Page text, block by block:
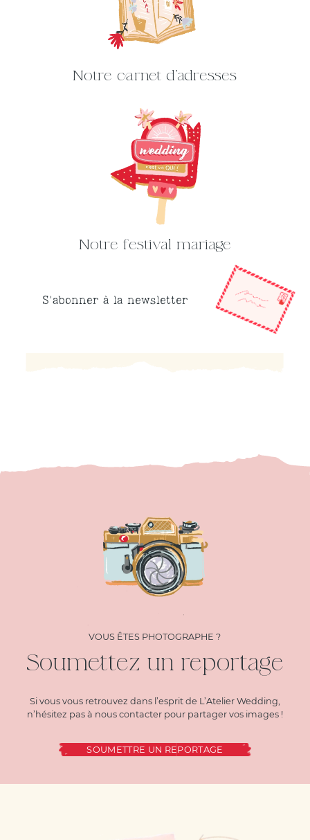
Notre carnet d'adresses
Notre festival mariage
S'abonner à la newsletter
VOUS ÊTES PHOTOGRAPHE ?
Soumettez un reportage
Si vous vous retrouvez dans l’esprit de L’Atelier Wedding,
n’hésitez pas à nous contacter pour partager vos images !
SOUMETTRE UN REPORTAGE